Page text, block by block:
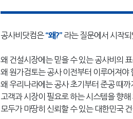
공사비닷컴은“왜?” 라는 질문에서 시작
왜 건설시장에는 믿을 수 있는 공사비의
왜 원가검토는 공사 이전부터 이루어져야
왜 우리나라에는 공사 초기부터 준공 때
고객과 시장이 필요로 하는 시스템을 향
모두가 마땅히 신뢰할 수 있는 대한민국